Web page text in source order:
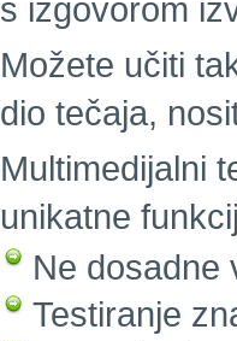
s izgovorom
Možete učiti
dio tečaja,
Multimedijalni
unikatne
Ne dosadne
Testiranje